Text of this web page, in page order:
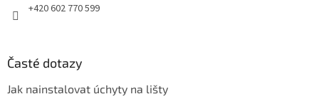
+420 602 770 599
Časté dotazy
Jak nainstalovat úchyty na lišty